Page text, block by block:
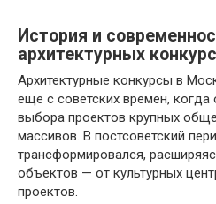
История и
архитектурных
Архитектурные конкурсы в
еще с советских времен, когда
выбора проектов крупных
массивов. В постсоветский
трансформировался,
объектов — от культурных
проектов.